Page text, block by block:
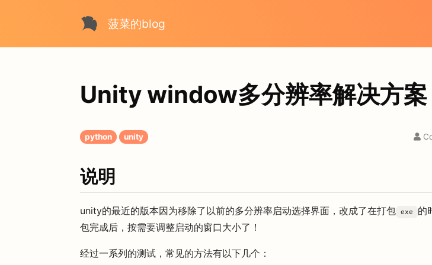
菠菜的blog
Unity window多分辨率解决方案
python unity
说明
unity的最近的版本因为移除了以前的多分辨率启动选择界面，改成了在打包 exe
的
包完成后，按需要调整启动的窗口大小了！
经过一系列的测试，常见的方法有以下几个：